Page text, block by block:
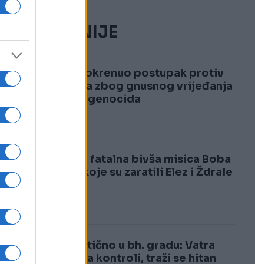
NAJČITANIJE
1
RAK pokrenuo postupak protiv
RTRS-a zbog gnusnog vrijeđanja
žrtava genocida
2
Ovo je fatalna bivša misica Boba
zbog koje su zaratili Elez i Ždrale
Dramatično u bh. gradu: Vatra
izmakla kontroli, traži se hitan